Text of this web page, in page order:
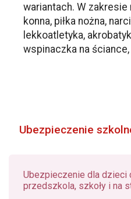
wariantach. W zakresie
konna, piłka nożna,
lekkoatletyka,
wspinaczka na
Ubezpieczenie
Ubezpieczenie dla dzieci